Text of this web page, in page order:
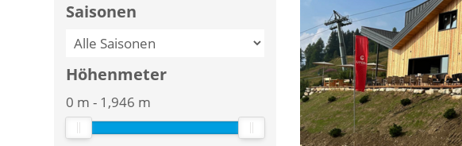
Saisonen
Höhenmeter
0 m - 1,946 m